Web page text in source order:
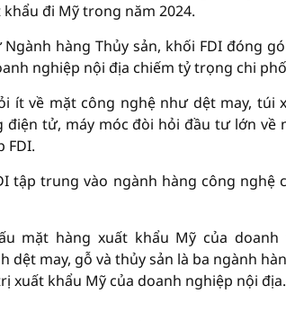
đi Mỹ trong năm 2024.
hàng Thủy sản, khối FDI đóng
nghiệp nội địa chiếm tỷ trọng chi
ít về mặt công nghệ như dệt may, túi
điện tử, máy móc đòi hỏi đầu tư lớn
FDI.
tập trung vào ngành hàng công
mặt hàng xuất khẩu Mỹ của doanh
dệt may, gỗ và thủy sản là ba ngành
xuất khẩu Mỹ của doanh nghiệp nội địa.